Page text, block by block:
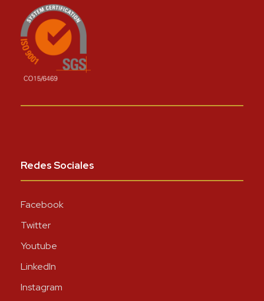
Redes Sociales
Facebook
Twitter
Youtube
LinkedIn
Instagram